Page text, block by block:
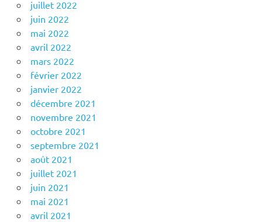
juillet 2022
juin 2022
mai 2022
avril 2022
mars 2022
février 2022
janvier 2022
décembre 2021
novembre 2021
octobre 2021
septembre 2021
août 2021
juillet 2021
juin 2021
mai 2021
avril 2021